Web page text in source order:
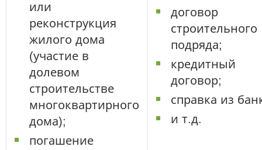
или
реконструкция
жилого дома
(участие в
долевом
строительстве
многоквартирного
дома);
погашение
договор
строительного
подряда;
кредитный
договор;
справка из
и т.д.